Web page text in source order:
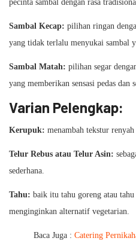
pecinta sambal dengan rasa
Sambal Kecap: pilihan ringan
yang tidak terlalu menyukai sambal
Sambal Matah: pilihan segar
yang memberikan sensasi pedas dan
Varian Pelengkap:
Kerupuk: menambah tekstur
Telur Rebus atau Telur Asin:
sederhana.
Tahu: baik itu tahu goreng atau
menginginkan alternatif vegetarian.
Baca Juga : Catering